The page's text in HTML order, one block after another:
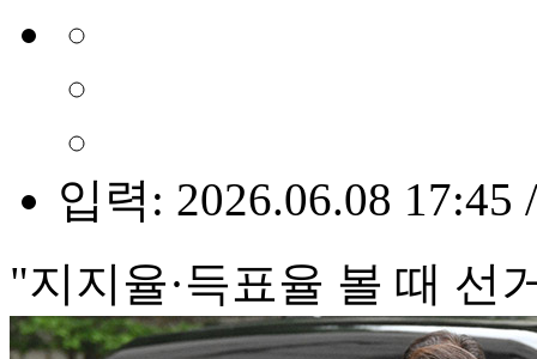
입력: 2026.06.08 17:45
"지지율·득표율 볼 때 선